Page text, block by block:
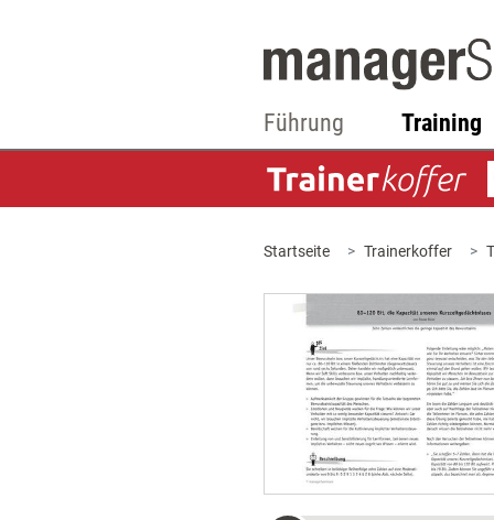
Führung Training
Startseite Trainerkoffer